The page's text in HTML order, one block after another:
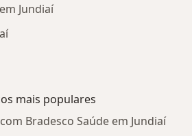
Jundiaí
mais populares
Bradesco Saúde em Jundiaí